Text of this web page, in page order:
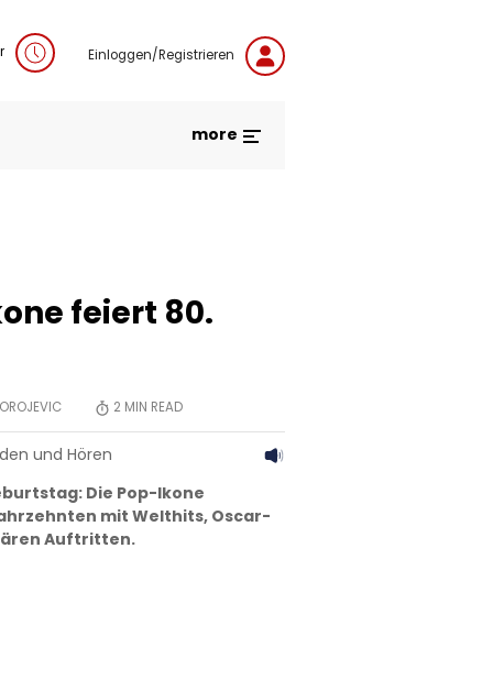
Einloggen/Registrieren
more
feiert 80.
2 MIN READ
und Hören
Die Pop-Ikone
mit Welthits, Oscar-
Auftritten.